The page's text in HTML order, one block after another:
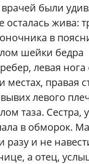
были
жива:
в
шейки бедра
левая
местах, правая
левого
таза. Сестра,
в обморок.
разу и не
а отец,